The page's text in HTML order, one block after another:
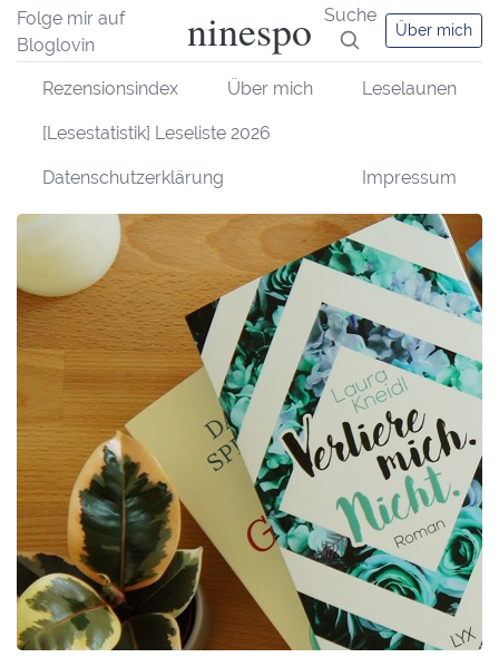
Folge mir auf
Bloglovin
ninespo Suche
Über mich
Rezensionsindex Über mich Leselaunen
[Lesestatistik] Leseliste 2026
Datenschutzerklärung Impressum